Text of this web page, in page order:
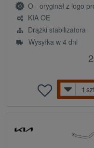
O - oryginał z logo
KIA OE
Drążki stabilizatora
Wysyłka w 4 dni